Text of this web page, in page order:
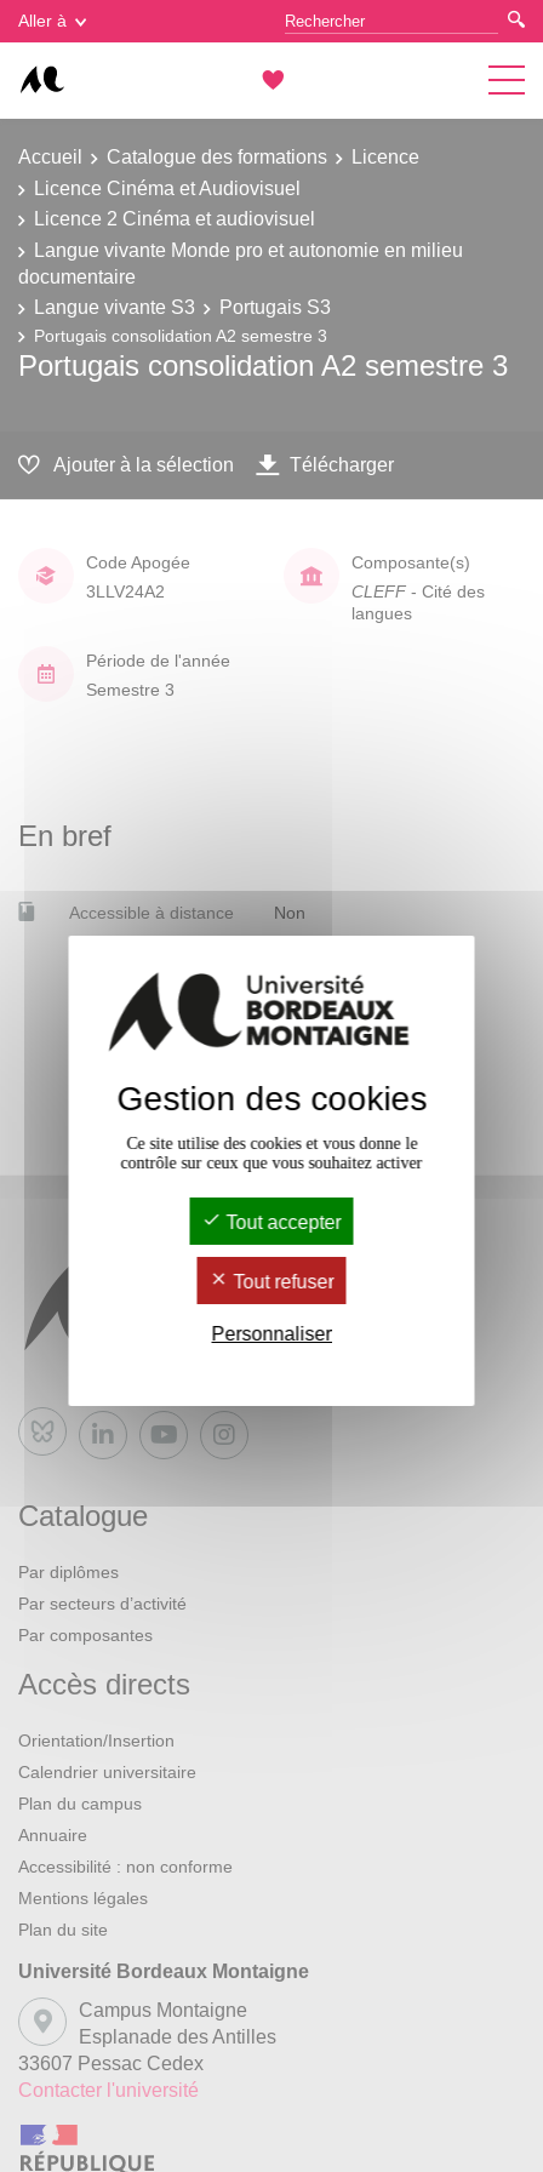
Aller à
Accueil Catalogue des formations
Licence
Licence Cinéma et Audiovisuel
Licence 2 Cinéma et audiovisuel
Langue vivante Monde pro et autonomie en milieu
documentaire
Langue vivante S3
Portugais S3
Portugais consolidation A2 semestre 3
Portugais consolidation A2 semestre 3
Ajouter à la sélection Télécharger
Code Apogée
3LLV24A2
Composante(s)
CLEFF - Cité des
langues
Période de l'année
Semestre 3
En bref
Accessible à distance Non
Bluesky
Catalogue
Par diplômes
Par secteurs d’activité
Par composantes
Accès directs
Orientation/Insertion
Calendrier universitaire
Plan du campus
Annuaire
Accessibilité : non conforme
Mentions légales
Plan du site
Université Bordeaux Montaigne
Campus Montaigne
Esplanade des Antilles
33607 Pessac Cedex
Contacter l'université
Gestion des cookies
Gestion des cookies
Ce site utilise des cookies et vous donne le
contrôle sur ceux que vous souhaitez activer
Tout accepter
Tout refuser
Personnaliser